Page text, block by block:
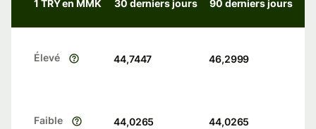
1 TRY en MMK 30 derniers jours 90 derniers jours
Élevé 44,7447 46,2999
Faible 44,0265 44,0265